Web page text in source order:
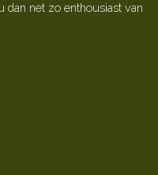
net zo enthousiast van